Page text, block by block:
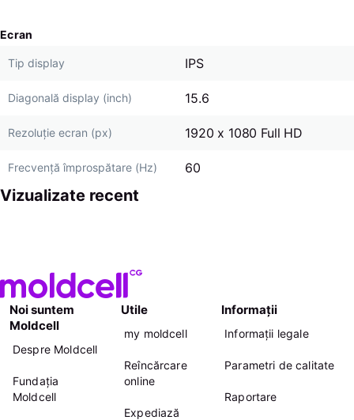
Ecran
Tip display IPS
Diagonală display (inch) 15.6
Rezoluție ecran (px) 1920 x 1080 Full HD
Frecvență împrospătare (Hz) 60
Vizualizate recent
Noi suntem
Moldcell
Despre Moldcell
Fundația
Moldcell
Utile
my moldcell
Reîncărcare
online
Expediază
Informații
Informații legale
Parametri de calitate
Raportare